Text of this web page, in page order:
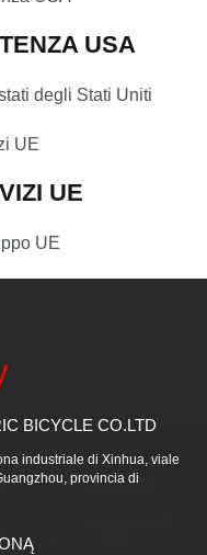
USA
degli Stati Uniti
UE
UE
BICYCLE CO.LTD
industriale di Xinhua, viale
provincia di